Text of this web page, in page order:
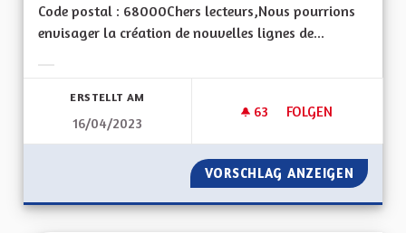
Code postal : 68000Chers lecteurs,Nous pourrions
envisager la création de nouvelles lignes de...
ERSTELLT AM
16/04/2023
63 63 FOLLOWER
FOLGEN
MOBILITÉ
VORSCHLAG ANZEIGEN